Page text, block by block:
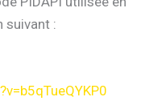
suivant :